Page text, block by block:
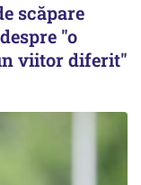
scăpare
"o
viitor diferit"